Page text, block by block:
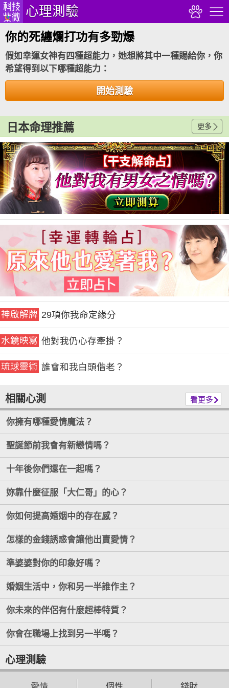
心理測驗
你的死纏爛打功有多勁爆
假如幸運女神有四種超能力，她想將其中一種賜給你，你
希望得到以下哪種超能力：
開始測驗
日本命理推薦 更多
神啟解牌 29項你我命定緣分
水鏡映寫 他對我仍心存牽掛？
琉球靈術 誰會和我白頭偕老？
相關心測 看更多
你擁有哪種愛情魔法？
聖誕節前我會有新戀情嗎？
十年後你們還在一起嗎？
妳靠什麼征服「大仁哥」的心？
你如何提高婚姻中的存在感？
怎樣的金錢誘惑會讓他出賣愛情？
準婆婆對你的印象好嗎？
婚姻生活中，你和另一半誰作主？
你未來的伴侶有什麼超棒特質？
你會在職場上找到另一半嗎？
心理測驗